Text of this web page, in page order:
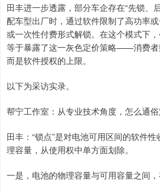
田丰进一步透露，部分车企存在“先锁、
配车型出厂时，通过软件限制了高功率
或一次性付费形式解锁。在这个模式下
等于暴露了这一灰色定价策略——消费者
而是软件授权的上限。
以下为采访实录。
帮宁工作室：从专业技术角度，怎么通俗
田丰：“锁点”是对电池可用区间的软件
理容量，从使用权中单方面划除。
一是，电池的物理容量与可用容量之间，